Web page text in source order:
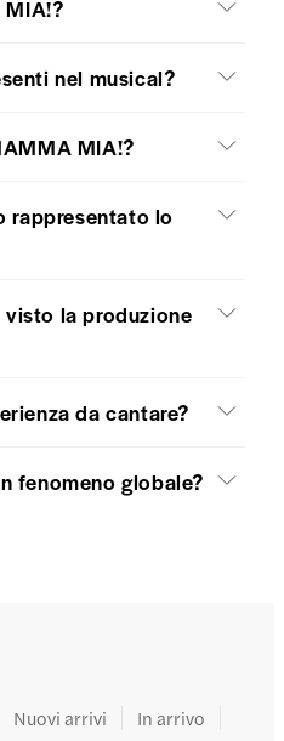
nel musical?
MIA!?
rappresentato lo
visto la produzione
da cantare?
fenomeno globale?
Nuovi arrivi
In arrivo